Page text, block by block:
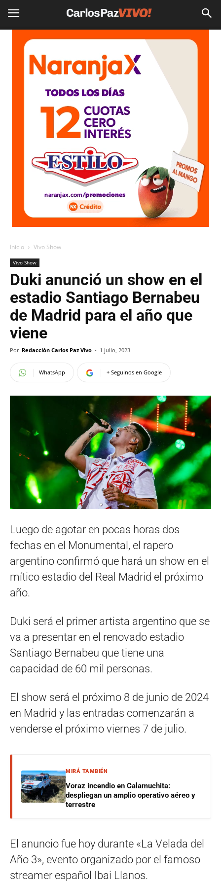
Inicio Vivo Show
Vivo Show
Duki anunció un show en el
estadio Santiago Bernabeu
de Madrid para el año que
viene
Por Redacción Carlos Paz Vivo - 1 julio, 2023
WhatsApp + Seguinos en Google
Luego de agotar en pocas horas dos
fechas en el Monumental, el rapero
argentino confirmó que hará un show en el
mítico estadio del Real Madrid el próximo
año.
Duki será el primer artista argentino que se
va a presentar en el renovado estadio
Santiago Bernabeu que tiene una
capacidad de 60 mil personas.
El show será el próximo 8 de junio de 2024
en Madrid y las entradas comenzarán a
venderse el próximo viernes 7 de julio.
MIRÁ TAMBIÉN
Voraz incendio en Calamuchita:
despliegan un amplio operativo aéreo y
terrestre
El anuncio fue hoy durante «La Velada del
Año 3», evento organizado por el famoso
streamer español Ibai Llanos.